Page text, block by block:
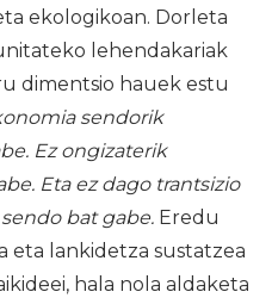
ekologikoan. Dorleta
lehendakariak
dimentsio hauek estu
sendorik
Ez ongizaterik
Eta ez dago trantsizio
bat gabe. Eredu
eta lankidetza sustatzea
hala nola aldaketa